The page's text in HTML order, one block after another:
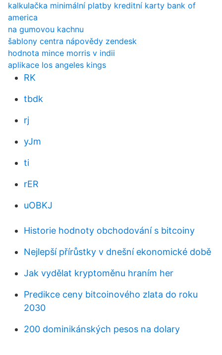
kalkulačka minimální platby kreditní karty bank of
america
na gumovou kachnu
šablony centra nápovědy zendesk
hodnota mince morris v indii
aplikace los angeles kings
RK
tbdk
rj
yJm
ti
rER
uOBKJ
Historie hodnoty obchodování s bitcoiny
Nejlepší přírůstky v dnešní ekonomické době
Jak vydělat kryptoměnu hraním her
Predikce ceny bitcoinového zlata do roku
2030
200 dominikánských pesos na dolary